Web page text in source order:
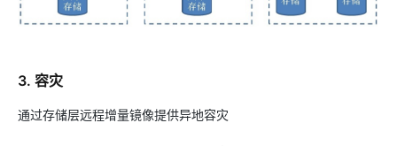
3. 容灾
通过存储层远程增量镜像提供异地容灾